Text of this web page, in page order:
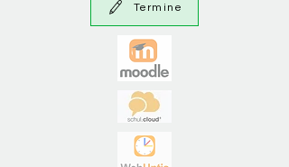
Termine